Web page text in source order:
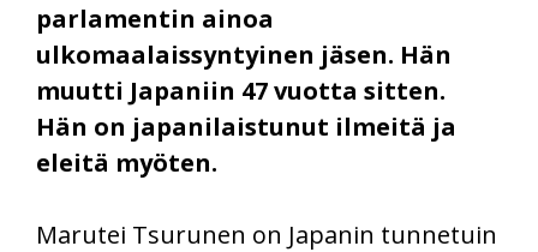
parlamentin ainoa
ulkomaalaissyntyinen jäsen. Hän
muutti Japaniin 47 vuotta sitten.
Hän on japanilaistunut ilmeitä ja
eleitä myöten.
Marutei Tsurunen on Japanin tunnetuin